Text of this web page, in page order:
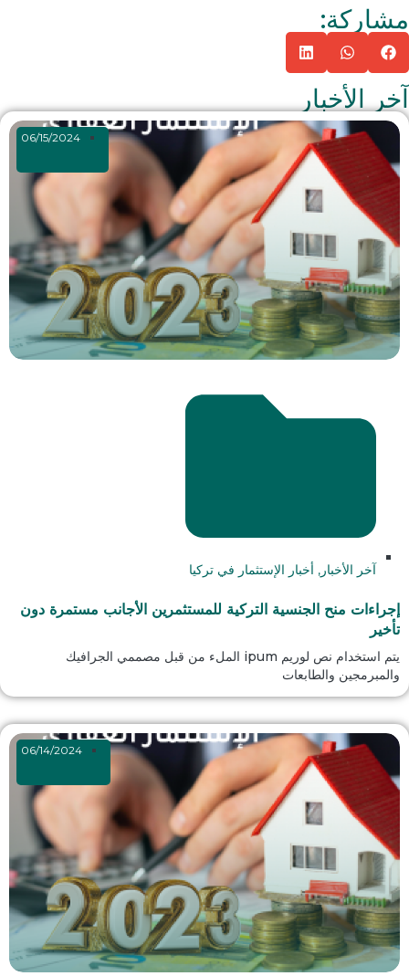
مشاركة:
آخر الأخبار
06/15/2024
آخر الأخبار, أخبار الإستثمار في تركيا
إجراءات منح الجنسية التركية للمستثمرين الأجانب مستمرة دون
تأخير
يتم استخدام نص لوريم ipum الملء من قبل مصممي الجرافيك
والمبرمجين والطابعات
06/14/2024